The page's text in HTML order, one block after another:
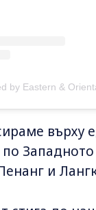
by Eastern &
върху
и